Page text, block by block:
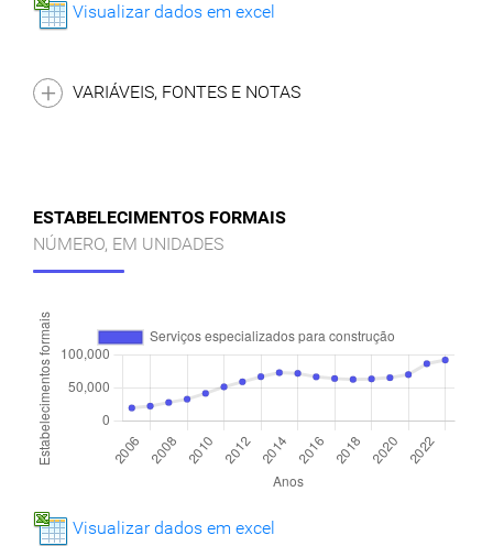
Visualizar dados em excel
VARIÁVEIS, FONTES E NOTAS
ESTABELECIMENTOS FORMAIS
NÚMERO, EM UNIDADES
Visualizar dados em excel